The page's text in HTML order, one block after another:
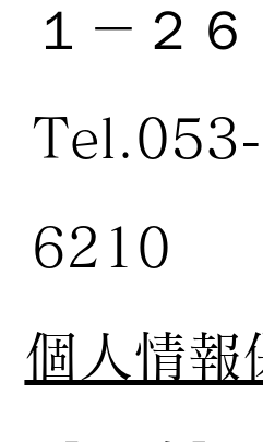
１－２６
6210
個人情報